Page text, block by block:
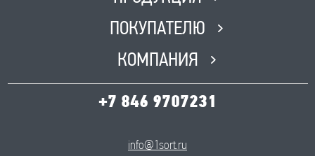
ПОКУПАТЕЛЮ
КОМПАНИЯ
+7 846 9707231
info@1sort.ru